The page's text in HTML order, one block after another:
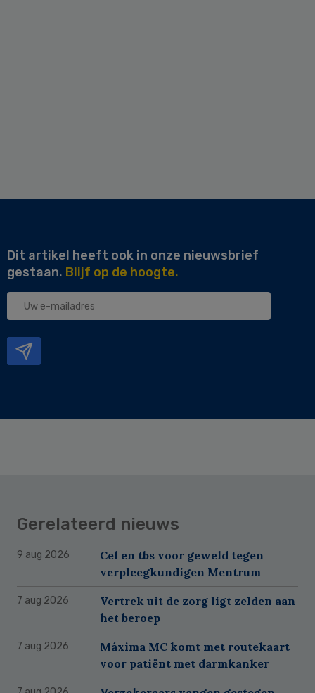
Dit artikel heeft ook in onze nieuwsbrief
gestaan. Blijf op de hoogte.
Uw
Gerelateerd nieuws
9 aug 2026
Cel en tbs voor geweld tegen
verpleegkundigen Mentrum
7 aug 2026
Vertrek uit de zorg ligt zelden aan
het beroep
7 aug 2026
Máxima MC komt met routekaart
voor patiënt met darmkanker